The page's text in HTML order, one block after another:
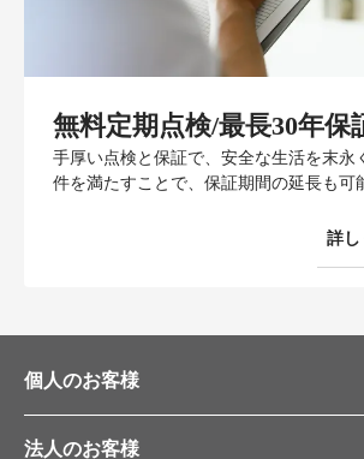
無料定期点検/最長30年保
手厚い点検と保証で、安全な生活を末永
件を満たすことで、保証期間の延長も可
詳し
個人のお客様
法人のお客様